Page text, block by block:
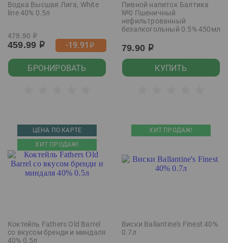
Водка Высшая Лига, White
line 40% 0.5л
479.90 р
459.99 р -19.91 р
БРОНИРОВАТЬ
Пивной напиток Балтика
№0 Пшеничный
нефильтрованный
безалкогольный 0.5% 450мл
79.90 р
КУПИТЬ
ЦЕНА ПО КАРТЕ
ХИТ ПРОДАЖ!
Коктейль Fathers Old Barrel
со вкусом бренди и миндаля
40% 0.5л
ХИТ ПРОДАЖ!
Виски Ballantine's Finest 40%
0.7л